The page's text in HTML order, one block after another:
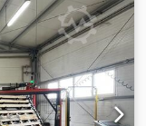
disko
disko judėjimo
tarp diskų – 15
• Disko
– rankinis •
ilgis – 2,5 m •